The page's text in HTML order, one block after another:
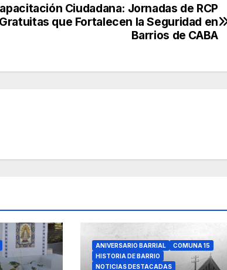
Ciudadana: Jornadas de RCP
Gratuitas que Fortalecen la Seguridad en
Barrios de CABA
ANIVERSARIO BARRIAL
COMUNA 15
HISTORIA DE BARRIO
NOTICIAS DESTACADAS